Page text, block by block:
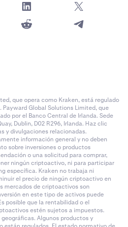
que opera como Kraken, está regulado
Payward Global Solutions Limited, que
por el Banco Central de Irlanda. Sede
Dublin, D02 R296, Irlanda. Haz clic
y divulgaciones relacionadas.
información general y no deben
sobre inversiones o productos
o una solicitud para comprar,
ningún criptoactivo, ni para participar
específica. Kraken no trabaja ni
el precio de ningún criptoactivo en
mercados de criptoactivos son
en este tipo de activos puede
posible que la rentabilidad o el
estén sujetos a impuestos.
Algunos productos y